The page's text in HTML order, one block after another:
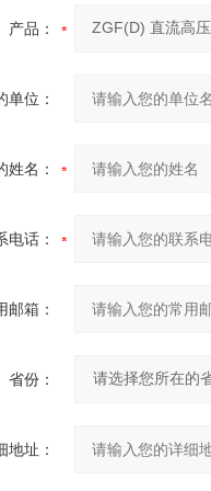
产品：
单位：
姓名：
电话：
邮箱：
省份：
地址：